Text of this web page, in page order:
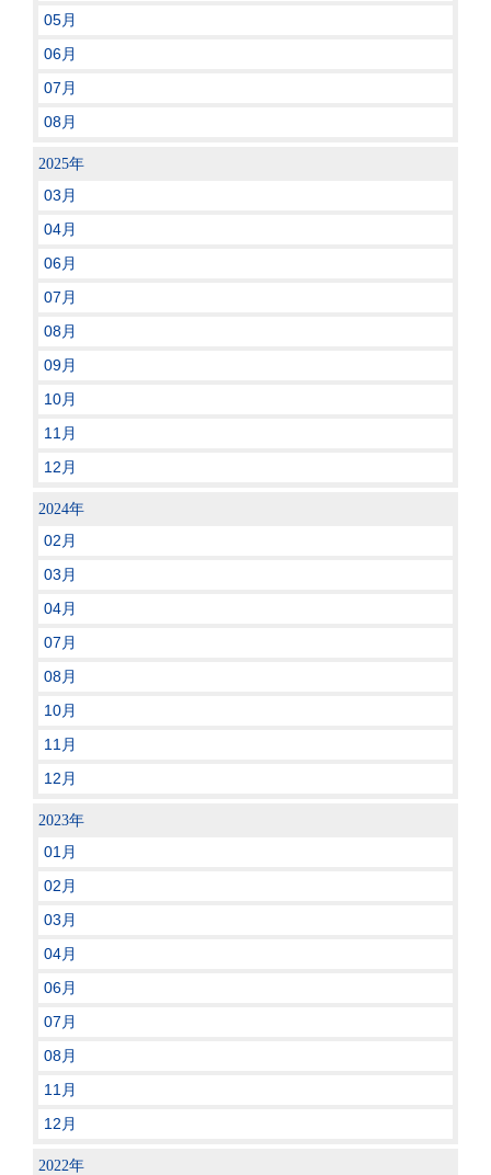
05月
06月
07月
08月
2025年
03月
04月
06月
07月
08月
09月
10月
11月
12月
2024年
02月
03月
04月
07月
08月
10月
11月
12月
2023年
01月
02月
03月
04月
06月
07月
08月
11月
12月
2022年